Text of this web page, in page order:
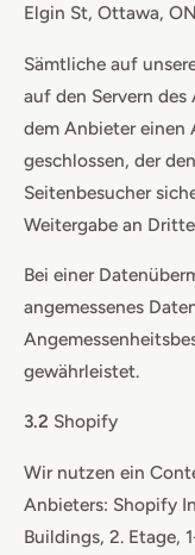
Elgin St, Ottawa,
Sämtliche auf
auf den Servern
dem Anbieter einen
geschlossen, der
Seitenbesucher
Weitergabe an
Bei einer
angemessenes
gewährleistet.
3.2 Shopify
Wir nutzen ein
Anbieters: Shopify
Buildings, 2. Etage,